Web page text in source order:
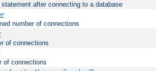
after connecting to a database
number of connections
of connections
of connections